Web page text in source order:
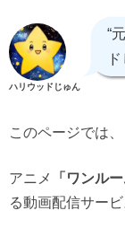
ハリウッドじゅん
“
このページでは、
アニメ 「ワンル
る動画配信サービ